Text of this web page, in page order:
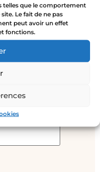
telles que le comportement
Le fait de ne pas
peut avoir un effet
fonctions.
con*